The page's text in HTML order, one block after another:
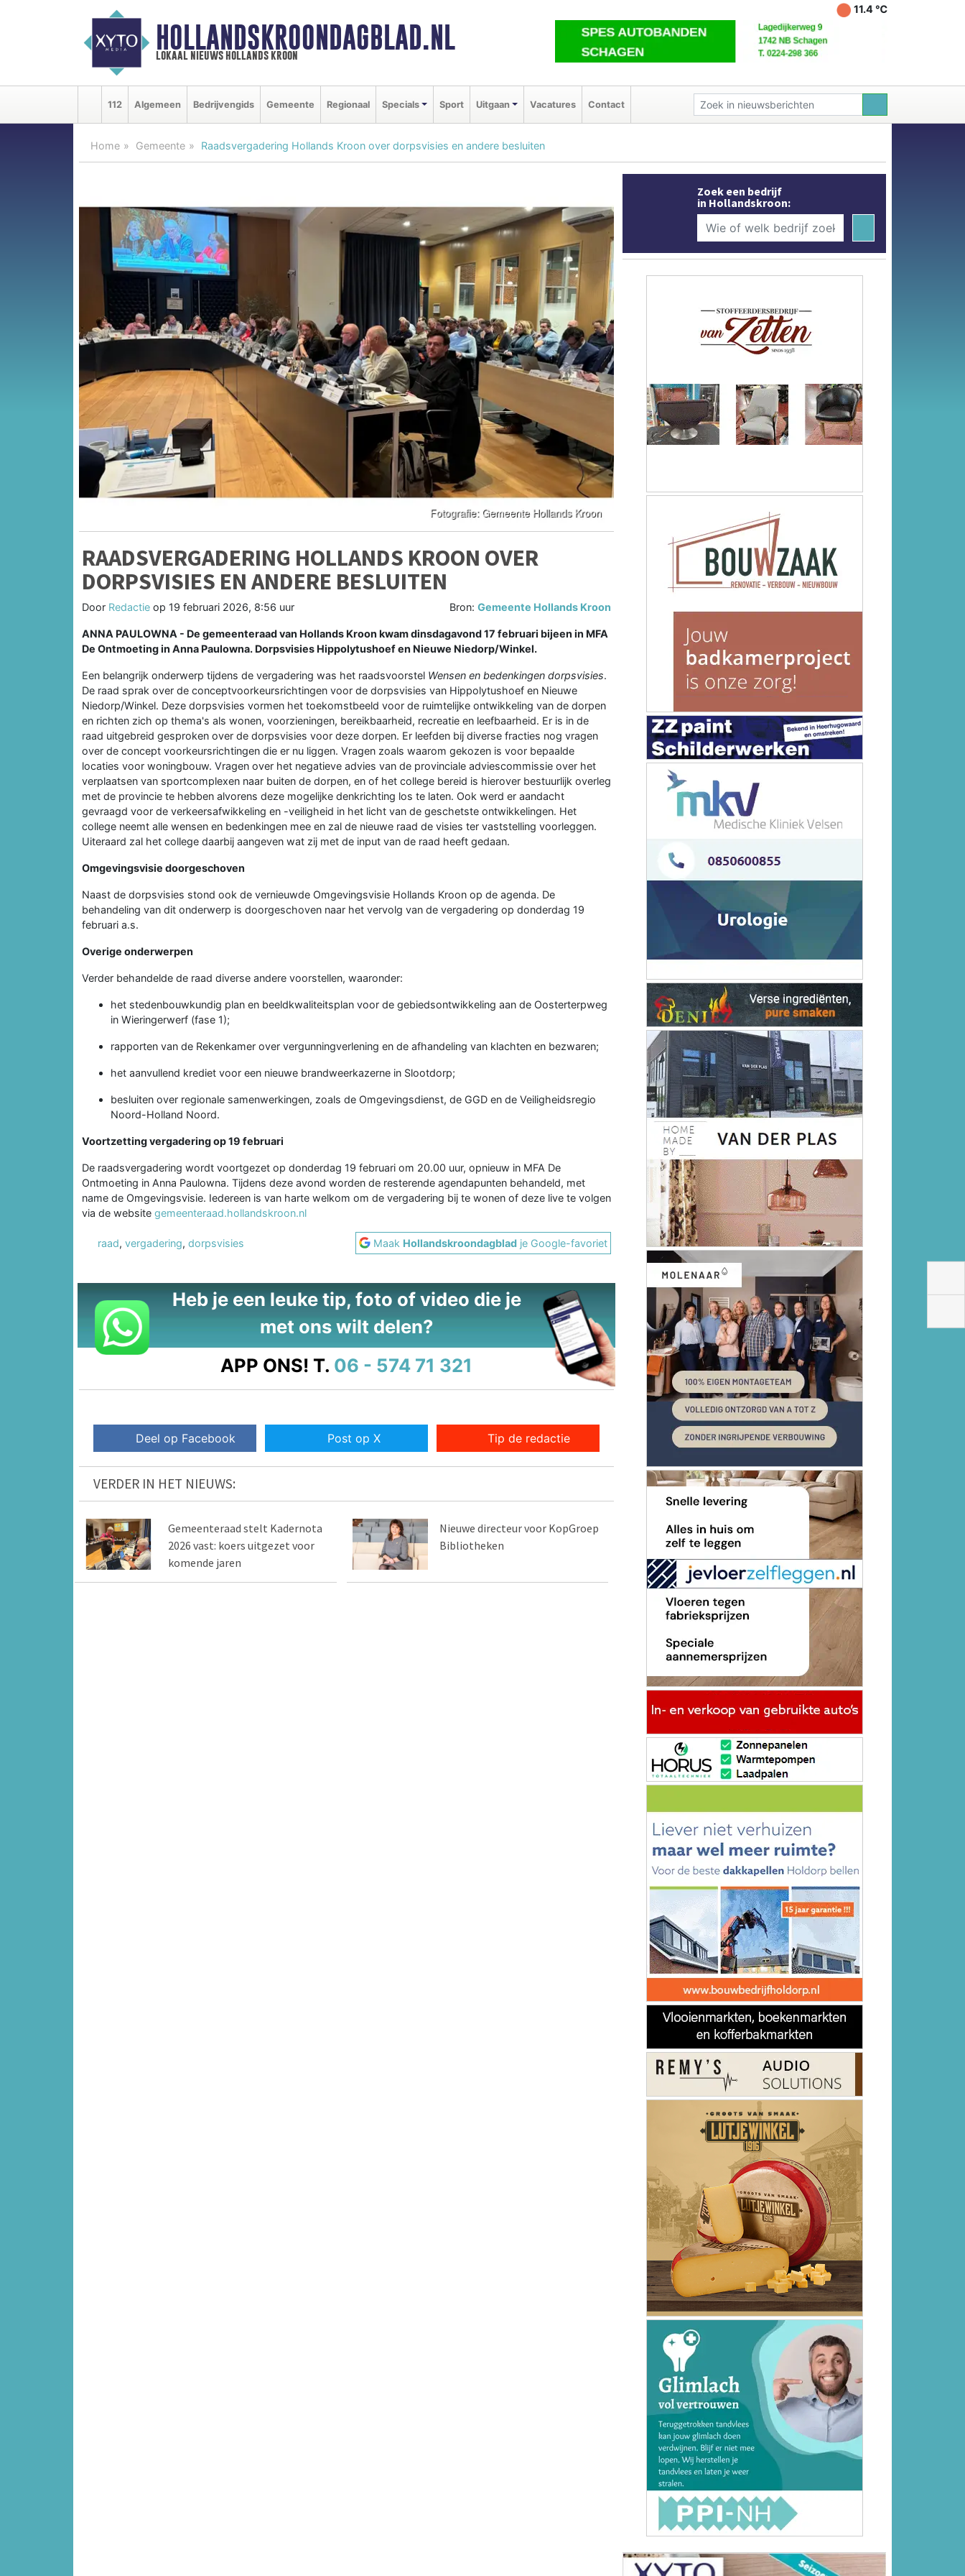
HOLLANDSKROONDAGBLAD.NL
lokaal nieuws hollands kroon
11.4 ℃
112 Algemeen Bedrijvengids Gemeente Regionaal Specials Sport Uitgaan Vacatures Contact
Home Gemeente Raadsvergadering Hollands Kroon over dorpsvisies en andere besluiten
RAADSVERGADERING HOLLANDS KROON OVER
DORPSVISIES EN ANDERE BESLUITEN
Door Redactie op 19 februari 2026, 8:56 uur Bron:Gemeente Hollands Kroon
ANNA PAULOWNA - De gemeenteraad van Hollands Kroon kwam dinsdagavond 17 februari bijeen in MFA
De Ontmoeting in Anna Paulowna. Dorpsvisies Hippolytushoef en Nieuwe Niedorp/Winkel.
Een belangrijk onderwerp tijdens de vergadering was het raadsvoorstel Wensen en bedenkingen dorpsvisies.
De raad sprak over de conceptvoorkeursrichtingen voor de dorpsvisies van Hippolytushoef en Nieuwe
Niedorp/Winkel. Deze dorpsvisies vormen het toekomstbeeld voor de ruimtelijke ontwikkeling van de dorpen
en richten zich op thema's als wonen, voorzieningen, bereikbaarheid, recreatie en leefbaarheid. Er is in de
raad uitgebreid gesproken over de dorpsvisies voor deze dorpen. Er leefden bij diverse fracties nog vragen
over de concept voorkeursrichtingen die er nu liggen. Vragen zoals waarom gekozen is voor bepaalde
locaties voor woningbouw. Vragen over het negatieve advies van de provinciale adviescommissie over het
verplaatsen van sportcomplexen naar buiten de dorpen, en of het college bereid is hierover bestuurlijk overleg
met de provincie te hebben alvorens deze mogelijke denkrichting los te laten. Ook werd er aandacht
gevraagd voor de verkeersafwikkeling en -veiligheid in het licht van de geschetste ontwikkelingen. Het
college neemt alle wensen en bedenkingen mee en zal de nieuwe raad de visies ter vaststelling voorleggen.
Uiteraard zal het college daarbij aangeven wat zij met de input van de raad heeft gedaan.
Omgevingsvisie doorgeschoven
Naast de dorpsvisies stond ook de vernieuwde Omgevingsvisie Hollands Kroon op de agenda. De
behandeling van dit onderwerp is doorgeschoven naar het vervolg van de vergadering op donderdag 19
februari a.s.
Overige onderwerpen
Verder behandelde de raad diverse andere voorstellen, waaronder:
het stedenbouwkundig plan en beeldkwaliteitsplan voor de gebiedsontwikkeling aan de Oosterterpweg
in Wieringerwerf (fase 1);
rapporten van de Rekenkamer over vergunningverlening en de afhandeling van klachten en bezwaren;
het aanvullend krediet voor een nieuwe brandweerkazerne in Slootdorp;
besluiten over regionale samenwerkingen, zoals de Omgevingsdienst, de GGD en de Veiligheidsregio
Noord-Holland Noord.
Voortzetting vergadering op 19 februari
De raadsvergadering wordt voortgezet op donderdag 19 februari om 20.00 uur, opnieuw in MFA De
Ontmoeting in Anna Paulowna. Tijdens deze avond worden de resterende agendapunten behandeld, met
name de Omgevingsvisie. Iedereen is van harte welkom om de vergadering bij te wonen of deze live te volgen
via de website gemeenteraad.hollandskroon.nl
raad, vergadering, dorpsvisies Maak Hollandskroondagblad je Google-favoriet
Heb je een leuke tip, foto of video die je
met ons wilt delen?
APP ONS! T. 06 - 574 71 321
Deel op Facebook Post op X Tip de redactie
VERDER IN HET NIEUWS:
Gemeenteraad stelt Kadernota
2026 vast: koers uitgezet voor
komende jaren
Nieuwe directeur voor KopGroep
Bibliotheken
Zoek een bedrijf
in Hollandskroon: